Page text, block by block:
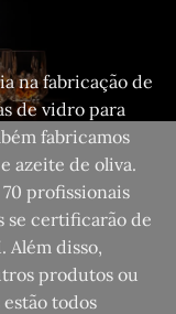
na fabricação de
de vidro para
fabricamos
azeite de oliva.
profissionais
se certificarão de
Além disso,
produtos ou
todos